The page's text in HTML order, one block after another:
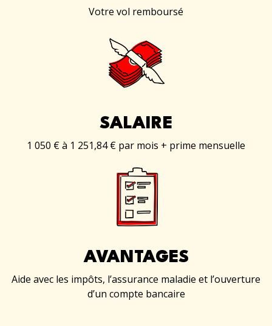
Votre vol remboursé
SALAIRE
1 050 € à 1 251,84 € par mois + prime mensuelle
AVANTAGES
Aide avec les impôts, l’assurance maladie et l’ouverture
d’un compte bancaire